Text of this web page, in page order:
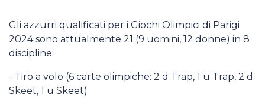
Gli azzurri qualificati per i Giochi Olimpici di Parigi
2024 sono attualmente 21 (9 uomini, 12 donne) in 8
discipline:
- Tiro a volo (6 carte olimpiche: 2 d Trap, 1 u Trap, 2 d
Skeet, 1 u Skeet)